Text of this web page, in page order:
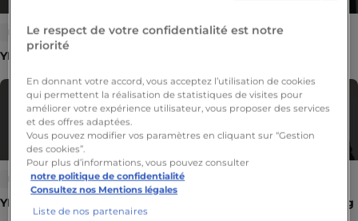
PROJET
YDAYS : Infinite Doors
PROJET
PROJET
YDAYS : 7MINMAX et Pokito
YDAYS : session de coaching
Le respect de votre confidentialité est notre
priorité
En donnant votre accord, vous acceptez l’utilisation de cookies
qui permettent la réalisation de statistiques de visites pour
améliorer votre expérience utilisateur, vous proposer des services
et des offres adaptées.
Vous pouvez modifier vos paramètres en cliquant sur “Gestion
des cookies”.
Pour plus d’informations, vous pouvez consulter
notre politique de confidentialité
Consultez nos Mentions légales
Liste de nos partenaires